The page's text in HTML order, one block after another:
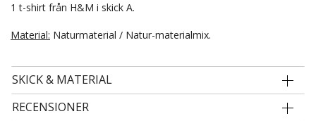
1 t-shirt från H&M i skick A.
Material: Naturmaterial / Natur-materialmix.
SKICK & MATERIAL
RECENSIONER